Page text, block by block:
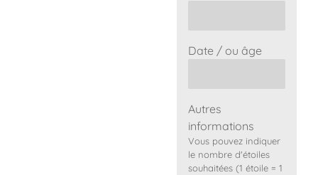
Date / ou âge
Autres
informations
Vous pouvez indiquer
le nombre d'étoiles
souhaitées (1 étoile = 1